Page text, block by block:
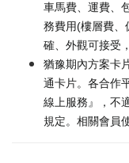
車馬費、運費、
務費用(樓層費、
確、外觀可接受
猶豫期內方案卡
通卡片。各合作
線上服務』，不
規定。相關會員